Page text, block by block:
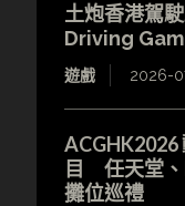
土炮香港駕
Driving
遊戲 2026-
ACGHK2026
目 任天堂
攤位巡禮